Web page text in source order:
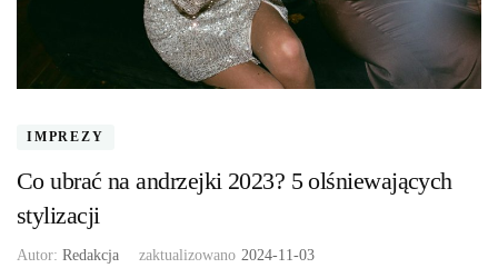
IMPREZY
Co ubrać na andrzejki 2023? 5 olśniewających
stylizacji
Autor: Redakcja zaktualizowano 2024-11-03